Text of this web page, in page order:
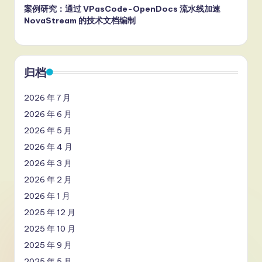
案例研究：通过 VPasCode-OpenDocs 流水线加速
NovaStream 的技术文档编制
归档
2026 年 7 月
2026 年 6 月
2026 年 5 月
2026 年 4 月
2026 年 3 月
2026 年 2 月
2026 年 1 月
2025 年 12 月
2025 年 10 月
2025 年 9 月